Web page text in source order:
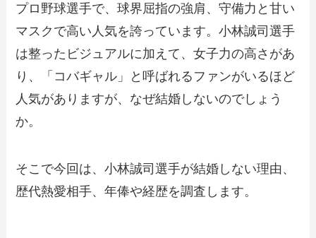
プロ野球選手で、球界屈指の強肩、守備力と甘い
マスクで高い人気を誇っています。小林誠司選手
は整ったビジュアルに加えて、女子力の高さがあ
り、「コバギャル」と呼ばれるファンがいるほど
人気がありますが、なぜ結婚しないのでしょう
か。
そこで今回は、小林誠司選手が結婚しない理由、
歴代熱愛相手、年俸や経歴を調査します。